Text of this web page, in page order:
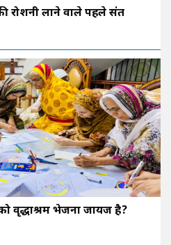
रोशनी लाने वाले पहले संत
वृद्धाश्रम भेजना जायज है?